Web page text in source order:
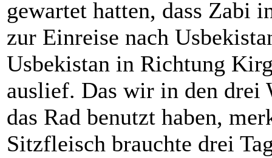
gewartet hatten, dass Zabi
zur Einreise nach
Usbekistan in Richtung
auslief. Das wir in den drei
das Rad benutzt haben,
Sitzfleisch brauchte drei